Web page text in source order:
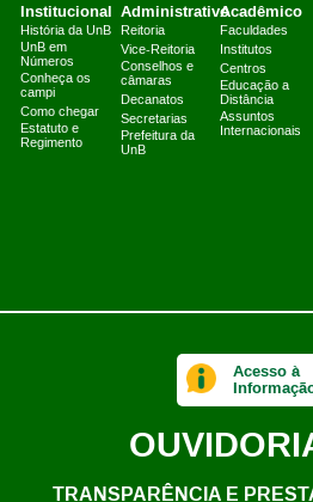
Institucional
História da UnB
UnB em
Números
Conheça os
campi
Como chegar
Estatuto e
Regimento
Administrativo
Reitoria
Vice-Reitoria
Conselhos e
câmaras
Decanatos
Secretarias
Prefeitura da
UnB
Acadêmico
Faculdades
Institutos
Centros
Educação a
Distância
Assuntos
Internacionais
Acesso à
TRANSPARÊNCIA E